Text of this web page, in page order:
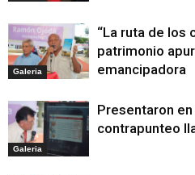
Galeria
“La ruta de los
patrimonio
emancipadora
Galeria
Presentaron en
contrapunteo